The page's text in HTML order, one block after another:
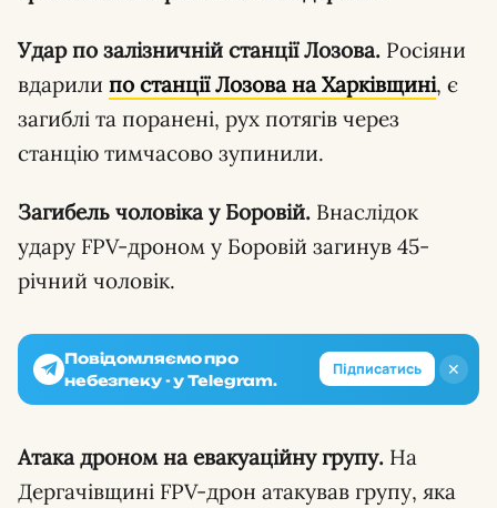
Удар по залізничній станції Лозова. Росіяни
вдарили по станції Лозова на Харківщині, є
загиблі та поранені, рух потягів через
станцію тимчасово зупинили.
Загибель чоловіка у Боровій. Внаслідок
удару FPV-дроном у Боровій загинув 45-
річний чоловік.
✕
Повідомляємо про
небезпеку - у Telegram.
Підписатись
Атака дроном на евакуаційну групу. На
Дергачівщині FPV-дрон атакував групу, яка